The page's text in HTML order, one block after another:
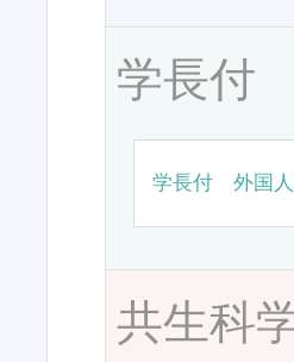
学長付
学長付 外国人
共生科